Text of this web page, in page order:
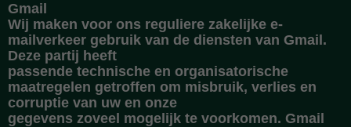
Gmail
Wij maken voor ons reguliere zakelijke e-
mailverkeer gebruik van de diensten van Gmail.
Deze partij heeft
passende technische en organisatorische
maatregelen getroffen om misbruik, verlies en
corruptie van uw en onze
gegevens zoveel mogelijk te voorkomen. Gmail